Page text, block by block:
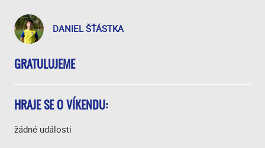
DANIEL ŠŤÁSTKA
GRATULUJEME
HRAJE SE O VÍKENDU:
žádné události